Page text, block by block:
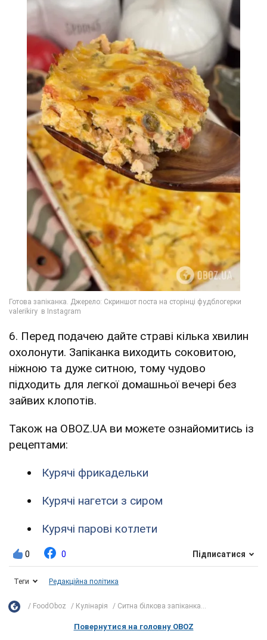
6. Перед подачею дайте страві кілька хвилин
охолонути. Запіканка виходить соковитою,
ніжною та дуже ситною, тому чудово
підходить для легкої домашньої вечері без
зайвих клопотів.
Також на OBOZ.UA ви можете ознайомитись із
рецептами:
Курячі фрикадельки
Курячі нагетси з сиром
Курячі парові котлети
0 0 Підписатися
Теги Редакційна політика
FoodOboz Кулінарія Ситна білкова запіканка...
Повернутися на головну OBOZ